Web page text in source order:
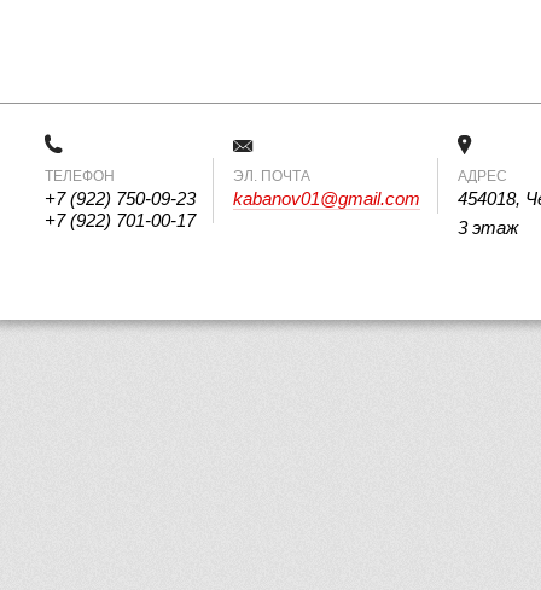
ТЕЛЕФОН
+7 (922) 750-09-23
+7 (922) 701-00-17
ЭЛ. ПОЧТА
kabanov01@gmail.com
АДРЕС
454018,
3 этаж